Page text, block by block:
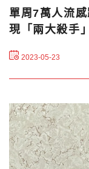
單周7萬人流
現「兩大殺手
2023-05-23